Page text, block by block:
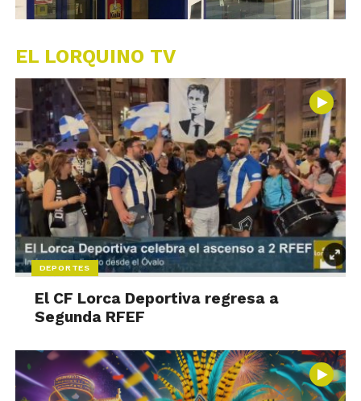
EL LORQUINO TV
DEPORTES
El CF Lorca Deportiva regresa a
Segunda RFEF